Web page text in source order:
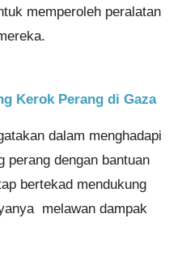
memperoleh peralatan
Kerok Perang di Gaza
dalam menghadapi
perang dengan bantuan
bertekad mendukung
melawan dampak